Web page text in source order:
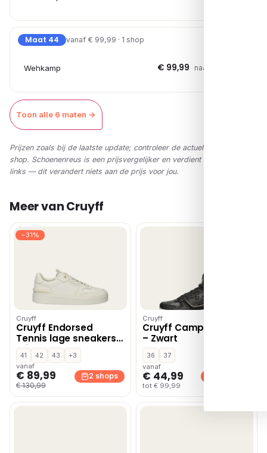
Maat 44 vanaf € 99,99 · 1 shop
Wehkamp € 99,99 naar shop →
Toon alle 6 maten →
Prijzen zoals bij de laatste update; controleer de actuele prijs in de
shop. Schoenenreus is een prijsvergelijker en verdient via affiliate-
links — dit verandert niets aan de prijs voor jou.
Meer van Cruyff
−31%
Cruyff
Cruyff Endorsed
Tennis lage sneakers –
Wit
41 42 43
+3
vanaf
€ 89,99
€ 130,99
2 shops
Cruyff
Cruyff Campo High Lux
– Zwart
36
37
vanaf
€ 44,99
tot € 99,99